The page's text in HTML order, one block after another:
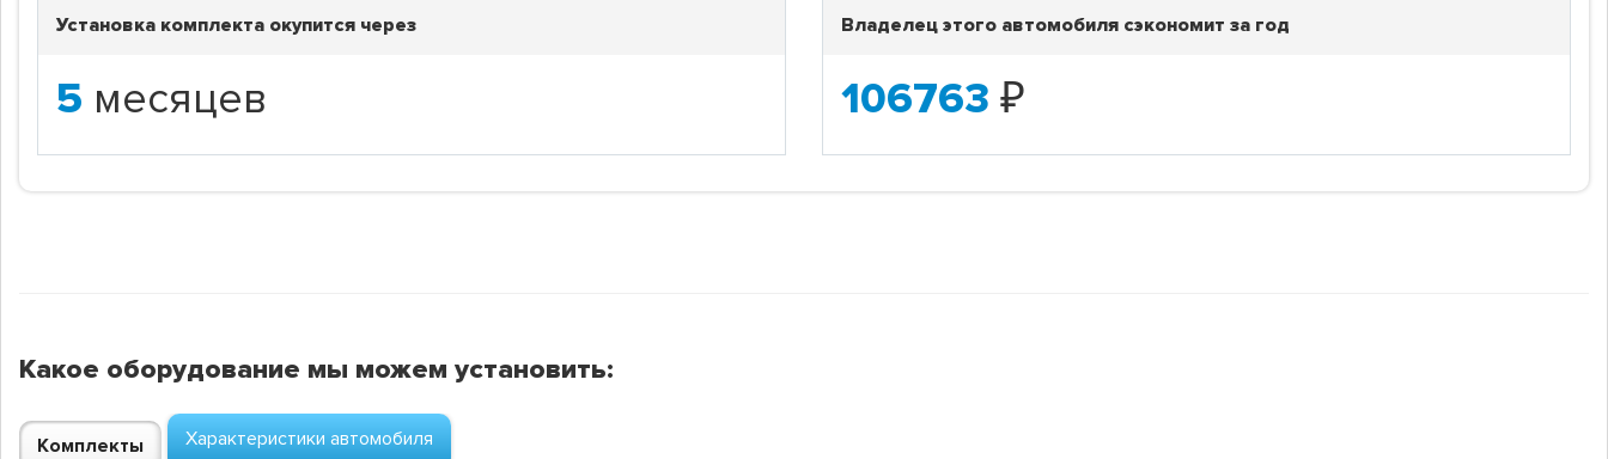
Установка комплекта окупится через
5 месяцев
Владелец этого автомобиля сэкономит за год
106763 ₽
Какое оборудование мы можем установить:
Комплекты Характеристики автомобиля